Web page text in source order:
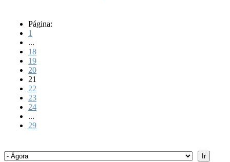
Página:
1
...
18
19
20
21
22
23
24
...
29